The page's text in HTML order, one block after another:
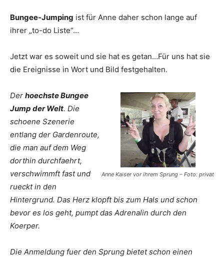
Bungee-Jumping ist für Anne daher schon lange auf
ihrer „to-do Liste“…
Jetzt war es soweit und sie hat es getan…Für uns hat sie
die Ereignisse in Wort und Bild festgehalten.
Anne Kaiser vor ihrem Sprung – Foto: privat
Der hoechste Bungee
Jump der Welt. Die
schoene Szenerie
entlang der Gardenroute,
die man auf dem Weg
dorthin durchfaehrt,
verschwimmft fast und
rueckt in den
Hintergrund. Das Herz klopft bis zum Hals und schon
bevor es los geht, pumpt das Adrenalin durch den
Koerper.
Die Anmeldung fuer den Sprung bietet schon einen